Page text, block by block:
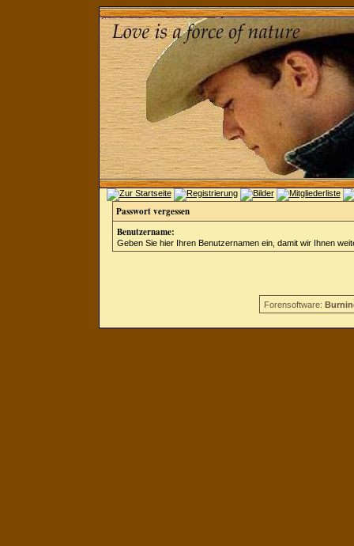
Passwort vergessen
Benutzername:
Geben Sie hier Ihren Benutzernamen ein, damit wir Ihnen
Forensoftware: